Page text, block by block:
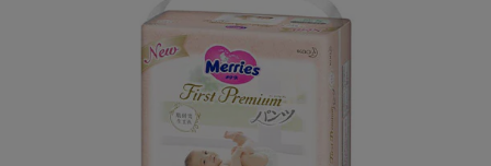
※ご確認ください
カートに入れる 購入手続きへ